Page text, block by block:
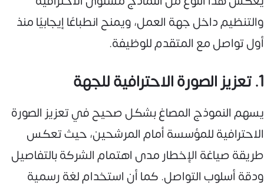
والتنظيم داخل جهة العمل، ويمنح انطباعًا إيجابيًا منذ
أول تواصل مع المتقدم للوظيفة.
1. تعزيز الصورة الاحترافية للجهة
يسهم النموذج المصاغ بشكل صحيح في تعزيز الصورة
الاحترافية للمؤسسة أمام المرشحين، حيث تعكس
طريقة صياغة الإخطار مدى اهتمام الشركة بالتفاصيل
ودقة أسلوب التواصل. كما أن استخدام لغة رسمية